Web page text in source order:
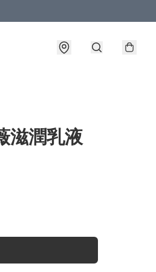
滋潤乳液